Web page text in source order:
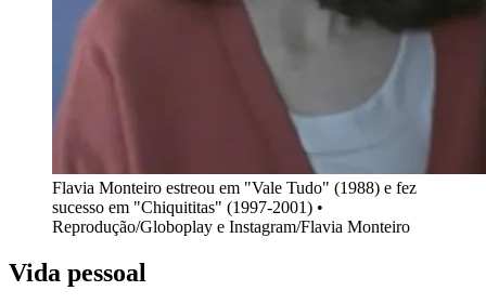
Flavia Monteiro estreou em "Vale Tudo" (1988) e fez
sucesso em "Chiquititas" (1997-2001) •
Reprodução/Globoplay e Instagram/Flavia Monteiro
Vida pessoal